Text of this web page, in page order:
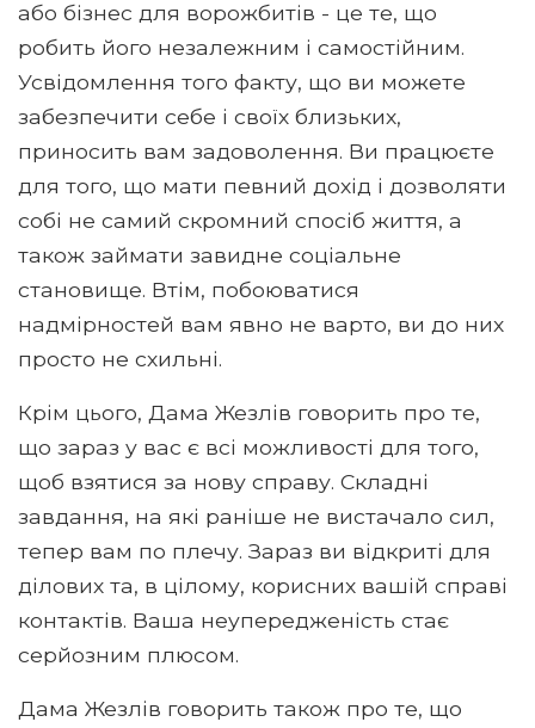
або бізнес для ворожбитів - це те, що
робить його незалежним і самостійним.
Усвідомлення того факту, що ви можете
забезпечити себе і своїх близьких,
приносить вам задоволення. Ви працюєте
для того, що мати певний дохід і дозволяти
собі не самий скромний спосіб життя, а
також займати завидне соціальне
становище. Втім, побоюватися
надмірностей вам явно не варто, ви до них
просто не схильні.
Крім цього, Дама Жезлів говорить про те,
що зараз у вас є всі можливості для того,
щоб взятися за нову справу. Складні
завдання, на які раніше не вистачало сил,
тепер вам по плечу. Зараз ви відкриті для
ділових та, в цілому, корисних вашій справі
контактів. Ваша неупередженість стає
серйозним плюсом.
Дама Жезлів говорить також про те, що